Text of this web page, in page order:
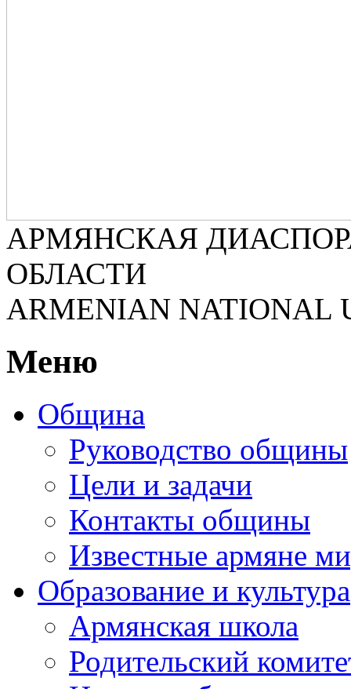
АРМЯНСКАЯ
ОБЛАСТИ
ARMENIAN NATIONAL
Меню
Община
Руководство общины
Цели и задачи
Контакты общины
Известные армяне
Образование и культура
Армянская школа
Родительский